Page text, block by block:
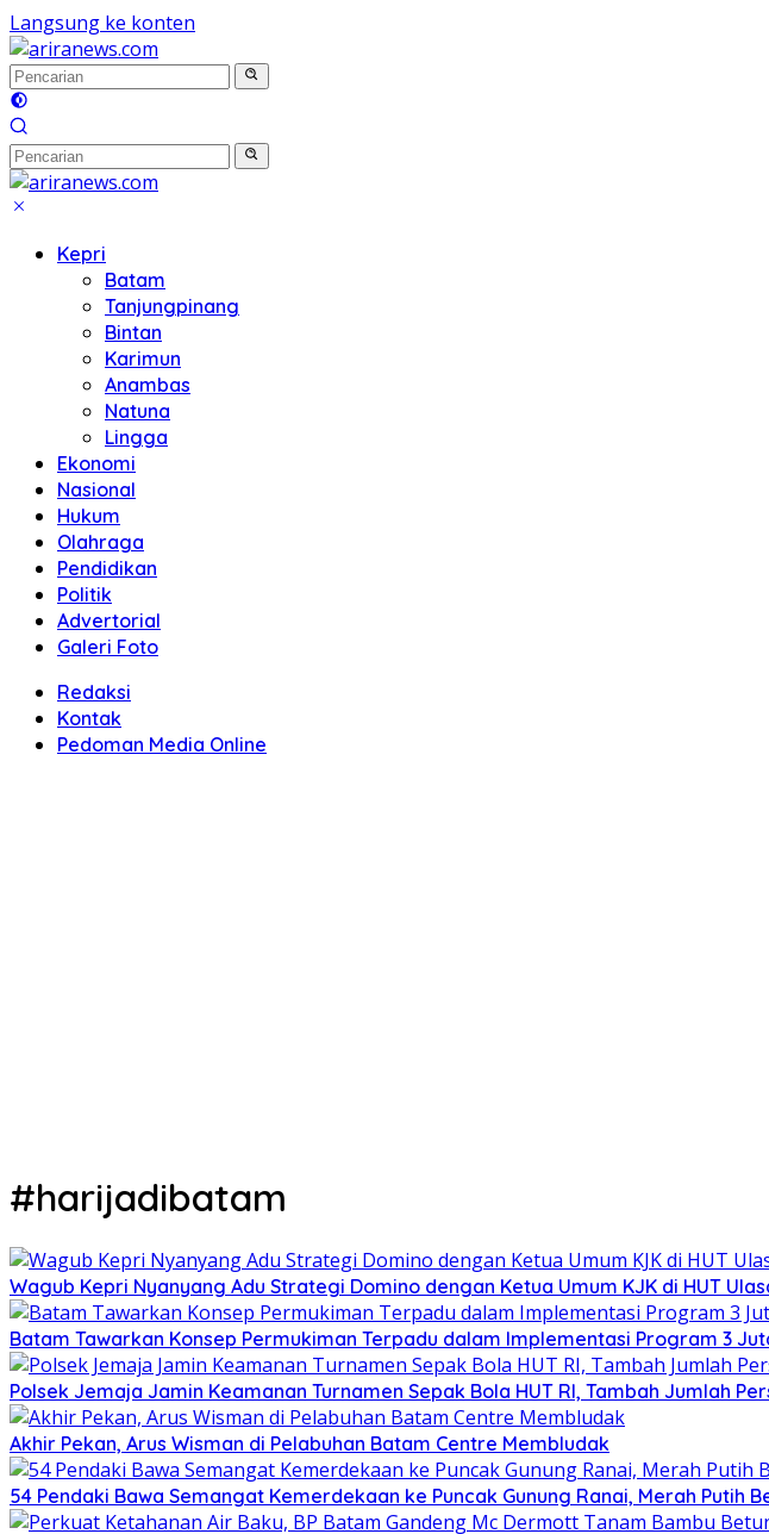
Langsung ke konten
Kepri
Batam
Tanjungpinang
Bintan
Karimun
Anambas
Natuna
Lingga
Ekonomi
Nasional
Hukum
Olahraga
Pendidikan
Politik
Advertorial
Galeri Foto
Redaksi
Kontak
Pedoman Media Online
#harijadibatam
Wagub Kepri Nyanyang Adu Strategi Domino dengan Ketua Umum KJK di HUT
Batam Tawarkan Konsep Permukiman Terpadu dalam Implementasi Program 3
Polsek Jemaja Jamin Keamanan Turnamen Sepak Bola HUT RI, Tambah Jumlah
Akhir Pekan, Arus Wisman di Pelabuhan Batam Centre Membludak
54 Pendaki Bawa Semangat Kemerdekaan ke Puncak Gunung Ranai, Merah Putih